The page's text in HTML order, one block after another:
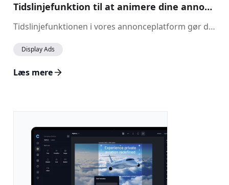
Tidslinjefunktion til at animere dine annoncer
Tidslinjefunktionen i vores annonceplatform gør det muligt at skabe engagerende, animerede annoncer ved at styre, hvordan elementer vises, bevæger sig og forlader skærmen. Med fuld animationskontrol og en forhåndsvisning i realtid kan du sikre, at dine annoncer er dynamiske og fanger opmærksomheden.
Display Ads
Læs mere